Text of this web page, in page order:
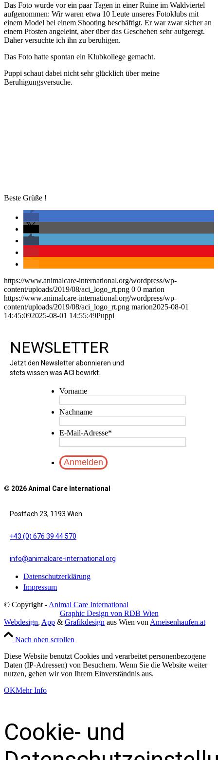
Das Foto wurde vor ein paar Tagen in einer Ruine im Waldviertel
aufgenommen: Wir waren etwa 10 Leute unseres Fotoklubs mit
einem Model bei einem Shooting beschäftigt. Er war zwar sicher an
einem Pfosten angeleint, aber über das Geschehen sehr aufgeregt.
Daher versuchte ich ihn zu beruhigen.
Das Foto hatte spontan ein Klubkollege gemacht.
Puppi schaut dabei nicht sehr glücklich über meine
Beruhigungsversuche.
Beste Grüße !
https://www.animalcare-international.org/wordpress/wp-
content/uploads/2019/08/aci_logo_rt.png 0 0 marion
https://www.animalcare-international.org/wordpress/wp-
content/uploads/2019/08/aci_logo_rt.png marion2025-08-01
14:45:092025-08-01 14:55:49Puppi
NEWSLETTER
Jetzt den Newsletter abonnieren und
stets wissen was ACI bewirkt.
Vorname
Nachname
E-Mail-Adresse*
© 2026 Animal Care International
Postfach 23, 1193 Wien
+43 (0) 676 39 44 570
info@animalcare-international.org
Datenschutzerklärung
Impressum
© Copyright - Animal Care International
Graphic Design von RDB Wien
Webdesign, App & Grafikdesign aus Wien von Ameisenhaufen.at
Nach oben scrollen
Diese Website benutzt Cookies und verarbeitet personenbezogene
Daten (IP-Adressen) von Besuchern. Wenn Sie die Website weiter
nutzen, gehen wir von Ihrem Einverständnis aus.
OKMehr Info
Cookie- und